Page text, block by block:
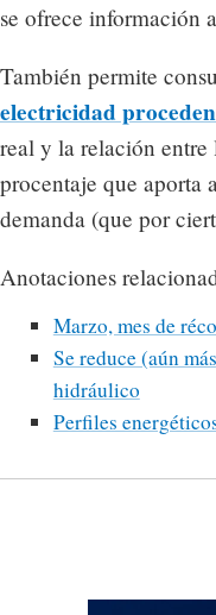
se ofrece información
También permite
electricidad
real y la relación
procentaje que aporta
demanda (que por
Anotaciones
Marzo, mes de
Se reduce (aún
hidráulico
Perfiles